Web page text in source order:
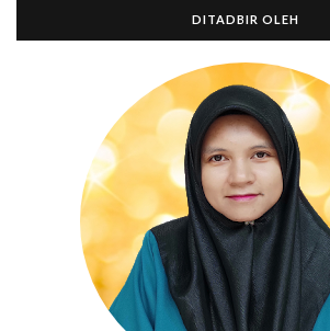
DITADBIR OLEH